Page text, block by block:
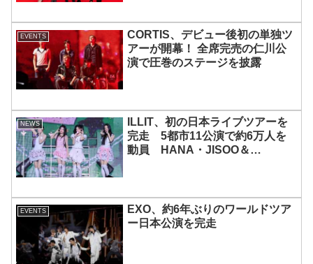
EVENTS
CORTIS、デビュー後初の単独ツ
アーが開幕！ 全席完売の仁川公
演で圧巻のステージを披露
NEWS
ILLIT、初の日本ライブツアーを
完走 5都市11公演で約6万人を
動員 HANA・JISOO＆
EVENTS
EXO、約6年ぶりのワールドツア
ー日本公演を完走